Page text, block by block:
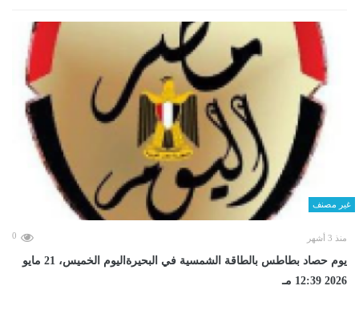
غير مصنف
منذ 3 أشهر 0
يوم حصاد بطاطس بالطاقة الشمسية في البحيرةاليوم الخميس، 21 مايو
2026 12:39 مـ